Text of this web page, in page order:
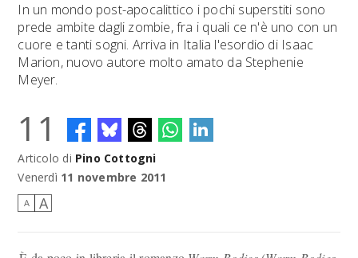
NETFLIX SADIE SINK CELIA ROSE GOODING
In un mondo post-apocalittico i pochi superstiti sono
prede ambite dagli zombie, fra i quali ce n'è uno con un
cuore e tanti sogni. Arriva in Italia l'esordio di Isaac
Marion, nuovo autore molto amato da Stephenie
Meyer.
11
Articolo di Pino Cottogni
Venerdì 11 novembre 2011
A A